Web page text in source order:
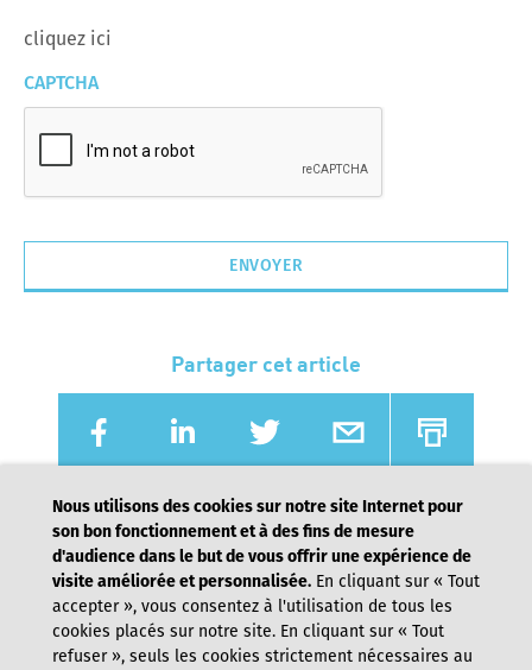
cliquez ici
CAPTCHA
Partager cet article
Nous utilisons des cookies sur notre site Internet pour
son bon fonctionnement et à des fins de mesure
d'audience dans le but de vous offrir une expérience de
visite améliorée et personnalisée. En cliquant sur « Tout
accepter », vous consentez à l'utilisation de tous les
cookies placés sur notre site. En cliquant sur « Tout
refuser », seuls les cookies strictement nécessaires au